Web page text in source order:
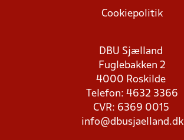
Cookiepolitik
DBU Sjælland
Fuglebakken 2
4000 Roskilde
Telefon: 4632 3366
CVR: 6369 0015
info@dbusjaelland.dk